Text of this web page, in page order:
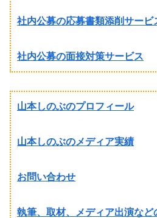
社内公募の応募書類添削サービ
社内公募の面接対策サービス
山本しのぶのプロフィール
山本しのぶのメディア実績
お問い合わせ
執筆、取材、メディア出演な